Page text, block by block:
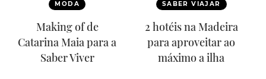
MODA
Making of de
Catarina Maia para a
Saber Viver
SABER VIAJAR
2 hotéis na Madeira
para aproveitar ao
máximo a ilha